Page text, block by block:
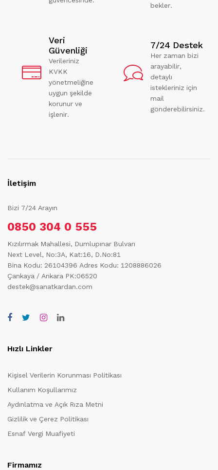
bekler.
Veri
Güvenliği
Verileriniz
KVKK
yönetmeliğine
uygun şekilde
korunur ve
işlenir.
7/24 Destek
Her zaman bizi
arayabilir,
detaylı
istekleriniz için
mail
gönderebilirsiniz.
İletişim
Bizi 7/24 Arayın
0850 304 0 555
Kızılırmak Mahallesi, Dumlupınar Bulvarı
Next Level, No:3A, Kat:16, D.No:81
Bina Kodu: 26104396 Adres Kodu: 1208886026
Çankaya / Ankara PK:06520
destek@sanatkardan.com
Hızlı Linkler
Kişisel Verilerin Korunması Politikası
Kullanım Koşullarımız
Aydınlatma ve Açık Rıza Metni
Gizlilik ve Çerez Politikası
Esnaf Vergi Muafiyeti
Firmamız